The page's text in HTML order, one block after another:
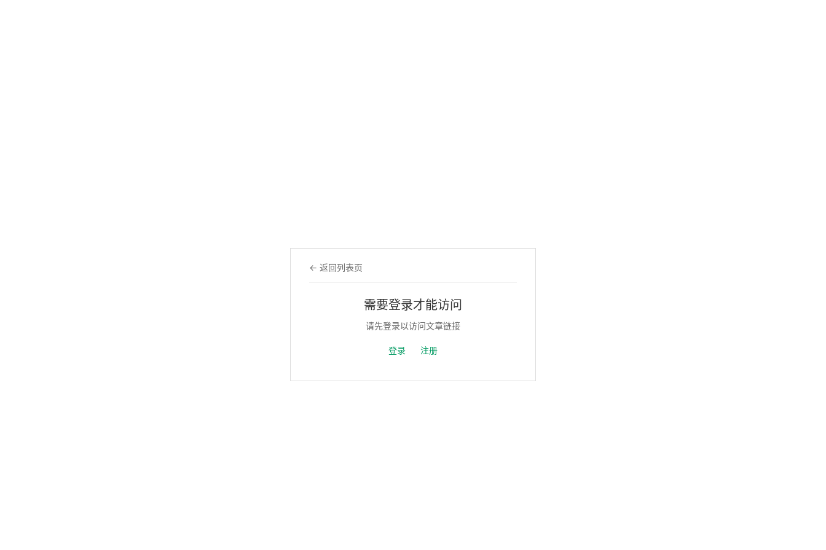
← 返回列表页
需要登录才能访问
请先登录以访问文章链接
登录 注册